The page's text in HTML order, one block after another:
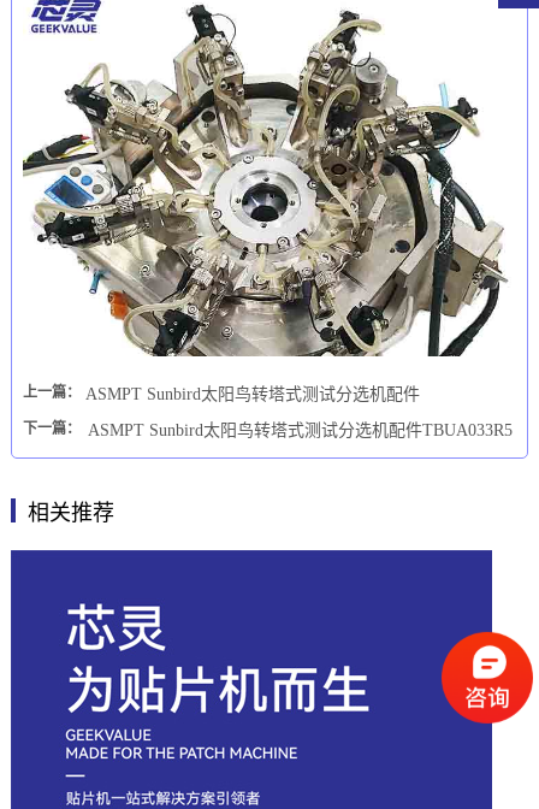
上一篇： ASMPT Sunbird太阳鸟转塔式测试分选机配件
下一篇： ASMPT Sunbird太阳鸟转塔式测试分选机配件TBUA033R5
相关推荐